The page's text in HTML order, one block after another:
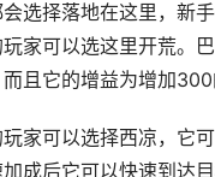
选择落地在这里，新
家可以选这里开荒。
且它的增益为增加
家可以选择西凉，它
成后它可以快速到达